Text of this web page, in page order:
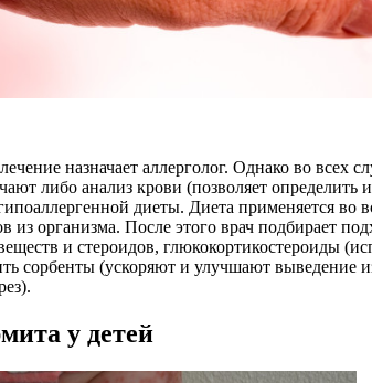
назначает аллерголог. Однако во
либо анализ крови (позволяет
диеты. Диета применяется во
из организма. После этого врач подбирает
и стероидов, глюкокортикостероиды
сорбенты (ускоряют и улучшают выведение
у детей